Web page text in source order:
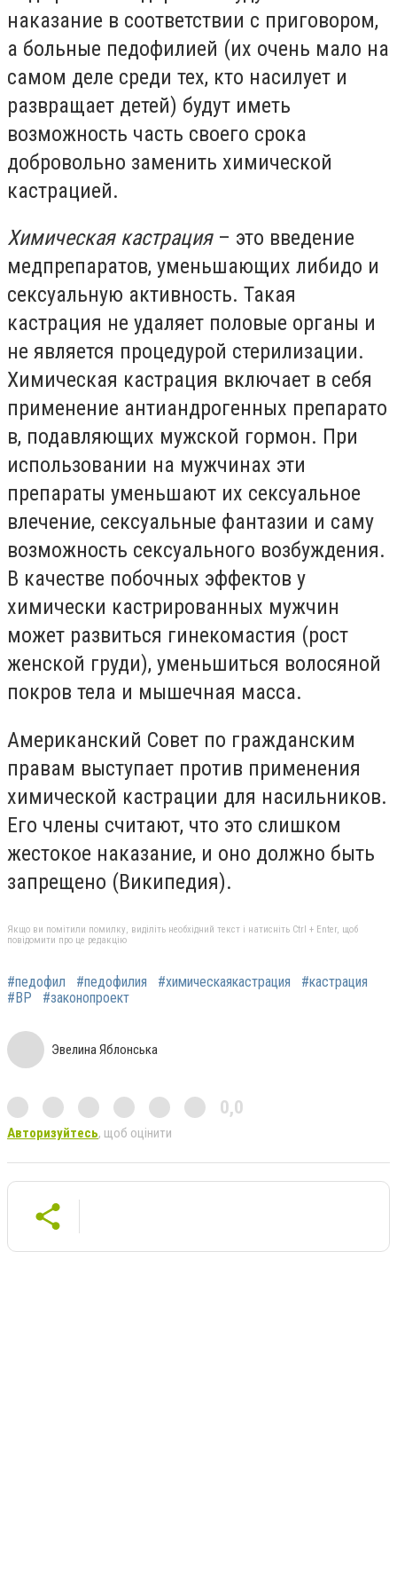
наказание в соответствии с приговором,
а больные педофилией (их очень мало на
самом деле среди тех, кто насилует и
развращает детей) будут иметь
возможность часть своего срока
добровольно заменить химической
кастрацией.
Химическая кастрация – это введение
медпрепаратов, уменьшающих либидо и
сексуальную активность. Такая
кастрация не удаляет половые органы и
не является процедурой стерилизации.
Химическая кастрация включает в себя
применение антиандрогенных препарато
в, подавляющих мужской гормон. При
использовании на мужчинах эти
препараты уменьшают их сексуальное
влечение, сексуальные фантазии и саму
возможность сексуального возбуждения.
В качестве побочных эффектов у
химически кастрированных мужчин
может развиться гинекомастия (рост
женской груди), уменьшиться волосяной
покров тела и мышечная масса.
Американский Совет по гражданским
правам выступает против применения
химической кастрации для насильников.
Его члены считают, что это слишком
жестокое наказание, и оно должно быть
запрещено (Википедия).
Якщо ви помітили помилку, виділіть необхідний текст і натисніть Ctrl + Enter, щоб
повідомити про це редакцію
#педофил #педофилия #химическаякастрация
#кастрация
#ВР
#законопроект
Эвелина Яблонська
0,0
Авторизуйтесь, щоб оцінити